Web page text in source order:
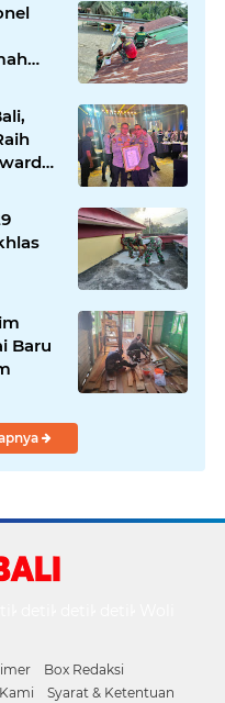
Baru
Box Redaksi
Syarat & Ketentuan